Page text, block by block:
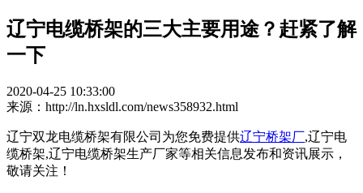
辽宁电缆桥架的三大主要用途？赶紧了解
一下
2020-04-25 10:33:00
来源：http://ln.hxsldl.com/news358932.html
辽宁双龙电缆桥架有限公司为您免费提供辽宁桥架厂,辽宁电
缆桥架,辽宁电缆桥架生产厂家等相关信息发布和资讯展示，
敬请关注！